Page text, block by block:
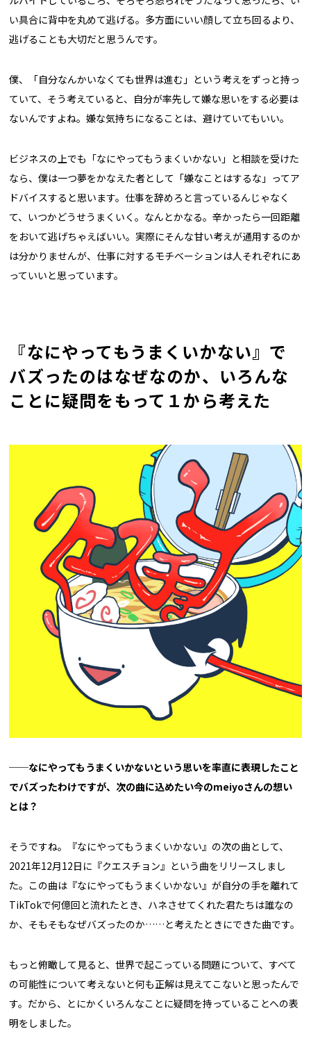
い具合に背中を丸めて逃げる。多方面にいい顔して立ち回るより、
逃げることも大切だと思うんです。
僕、「自分なんかいなくても世界は進む」という考えをずっと持っ
ていて、そう考えていると、自分が率先して嫌な思いをする必要は
ないんですよね。嫌な気持ちになることは、避けていてもいい。
ビジネスの上でも「なにやってもうまくいかない」と相談を受けた
なら、僕は一つ夢をかなえた者として「嫌なことはするな」ってア
ドバイスすると思います。仕事を辞めろと言っているんじゃなく
て、いつかどうせうまくいく。なんとかなる。辛かったら一回距離
をおいて逃げちゃえばいい。実際にそんな甘い考えが通用するのか
は分かりませんが、仕事に対するモチベーションは人それぞれにあ
っていいと思っています。
『なにやってもうまくいかない』で
バズったのはなぜなのか、いろんな
ことに疑問をもって１から考えた
──なにやってもうまくいかないという思いを率直に表現したこと
でバズったわけですが、次の曲に込めたい今のmeiyoさんの想い
とは？
そうですね。『なにやってもうまくいかない』の次の曲として、
2021年12月12日に『クエスチョン』という曲をリリースしまし
た。この曲は『なにやってもうまくいかない』が自分の手を離れて
TikTokで何億回と流れたとき、ハネさせてくれた君たちは誰なの
か、そもそもなぜバズったのか……と考えたときにできた曲です。
もっと俯瞰して見ると、世界で起こっている問題について、すべて
の可能性について考えないと何も正解は見えてこないと思ったんで
す。だから、とにかくいろんなことに疑問を持っていることへの表
明をしました。